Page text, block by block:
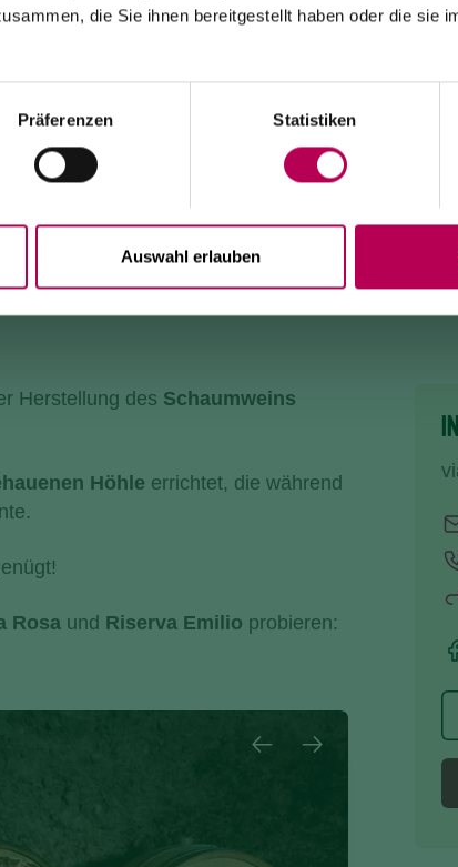
die Sie ihnen bereitgestellt haben oder die sie
Präferenzen Statistiken
Auswahl erlauben
Seilbahn von Monte di Mezzocorona ist wegen
der Arbeiten: mindestens 10 Monate
Herstellung des Schaumweins
Höhle errichtet, die während
Rosa und Riserva Emilio probieren: